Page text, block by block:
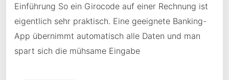
Einführung So ein Girocode auf einer Rechnung ist
eigentlich sehr praktisch. Eine geeignete Banking-
App übernimmt automatisch alle Daten und man
spart sich die mühsame Eingabe